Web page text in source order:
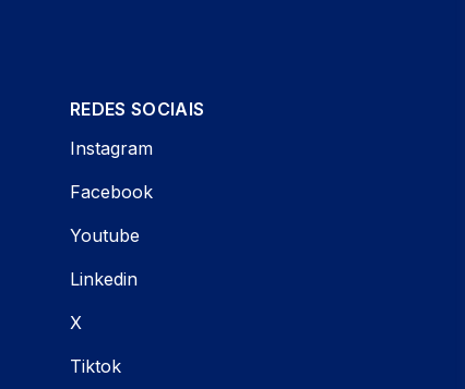
REDES SOCIAIS
Instagram
Facebook
Youtube
Linkedin
X
Tiktok